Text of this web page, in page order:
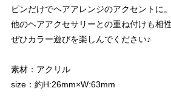
ピンだけでヘアアレンジのアクセントに。
他のヘアアクセサリーとの重ね付けも相
ぜひカラー遊びを楽しんでください♪
素材：アクリル
size：約H:26mm×W:63mm